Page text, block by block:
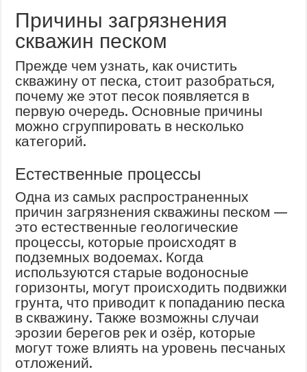
Причины загрязнения
скважин песком
Прежде чем узнать, как очистить
скважину от песка, стоит разобраться,
почему же этот песок появляется в
первую очередь. Основные причины
можно сгруппировать в несколько
категорий.
Естественные процессы
Одна из самых распространенных
причин загрязнения скважины песком —
это естественные геологические
процессы, которые происходят в
подземных водоемах. Когда
используются старые водоносные
горизонты, могут происходить подвижки
грунта, что приводит к попаданию песка
в скважину. Также возможны случаи
эрозии берегов рек и озёр, которые
могут тоже влиять на уровень песчаных
отложений.